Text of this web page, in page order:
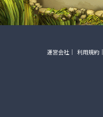
運営会社 利用規約